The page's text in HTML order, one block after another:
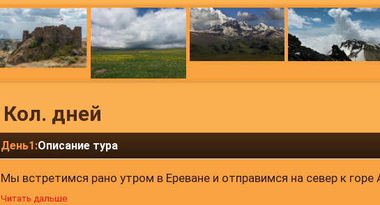
Кол. дней
День1:Описание тура
Мы встретимся рано утром в Ереване и отправимся на север к
крыла Арагаца, мы доберемся до озеро Кари, расположенное на
Читать дальше